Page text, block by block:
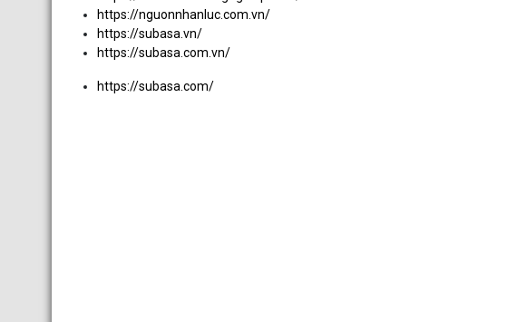
https://nguonnhanluc.com.vn/
https://subasa.vn/
https://subasa.com.vn/
https://subasa.com/